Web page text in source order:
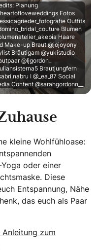
Planung
Fotos
Outfits
Blumen
Haare
Make-up Braut @jojoyony
Bräutigam @yukistudio_
@ljgordon_
Brautjungfern
I @_ea_87 Social
Content @sarahgordonn__
kleine Wohlfühloase:
oder einer
Diese
Entspannung, Nähe
das euch als Paar
Anleitung zum